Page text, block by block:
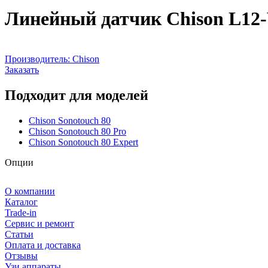
Линейный датчик Chison
Производитель: Chison
Заказать
Подходит для моделей
Chison Sonotouch 80
Chison Sonotouch 80 Pro
Chison Sonotouch 80 Expert
Опции
О компании
Каталог
Trade-in
Сервис и ремонт
Статьи
Оплата и доставка
Отзывы